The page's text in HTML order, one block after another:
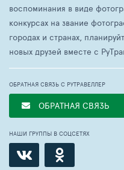
воспоминания в виде
конкурсах на звание
городах и странах,
новых друзей вместе с
ОБРАТНАЯ СВЯЗЬ С РУТРАВЕЛЛЕР
ОБРАТНАЯ СВЯЗЬ
НАШИ ГРУППЫ В СОЦСЕТЯХ